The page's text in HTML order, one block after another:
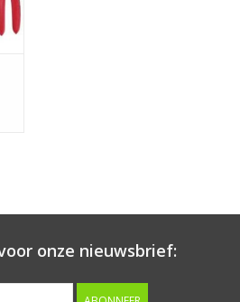
onze nieuwsbrief: